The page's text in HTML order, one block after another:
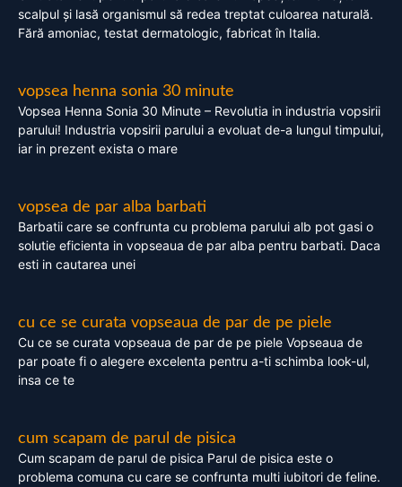
scalpul și lasă organismul să redea treptat culoarea naturală.
Fără amoniac, testat dermatologic, fabricat în Italia.
vopsea henna sonia 30 minute
Vopsea Henna Sonia 30 Minute – Revolutia in industria vopsirii
parului! Industria vopsirii parului a evoluat de-a lungul timpului,
iar in prezent exista o mare
vopsea de par alba barbati
Barbatii care se confrunta cu problema parului alb pot gasi o
solutie eficienta in vopseaua de par alba pentru barbati. Daca
esti in cautarea unei
cu ce se curata vopseaua de par de pe piele
Cu ce se curata vopseaua de par de pe piele Vopseaua de
par poate fi o alegere excelenta pentru a-ti schimba look-ul,
insa ce te
cum scapam de parul de pisica
Cum scapam de parul de pisica Parul de pisica este o
problema comuna cu care se confrunta multi iubitori de feline.